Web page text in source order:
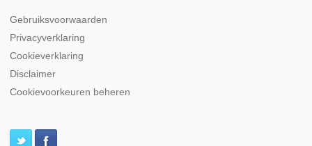
Gebruiksvoorwaarden
Privacyverklaring
Cookieverklaring
Disclaimer
Cookievoorkeuren beheren